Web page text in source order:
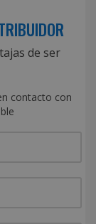
de ser
contacto con